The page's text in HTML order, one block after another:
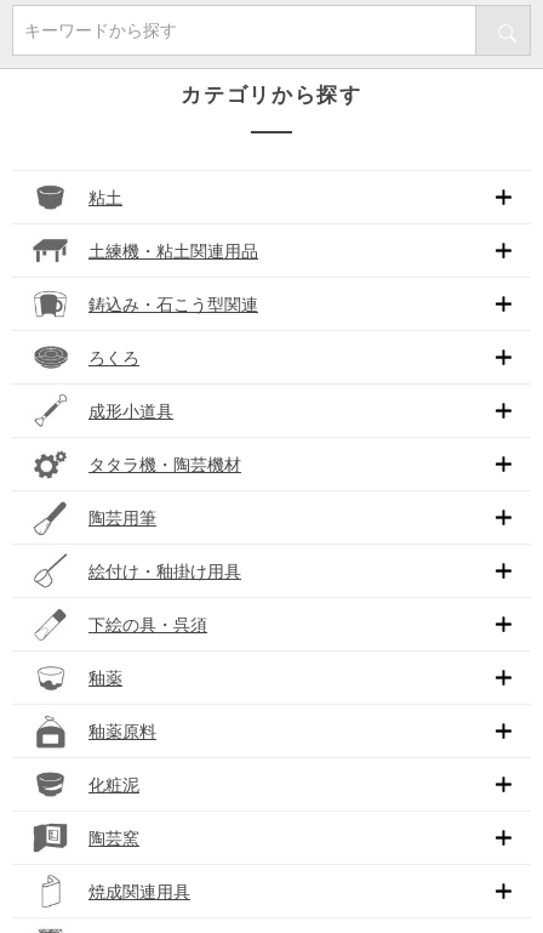
キーワードから探す
カテゴリから探す
粘土
土練機・粘土関連用品
鋳込み・石こう型関連
ろくろ
成形小道具
タタラ機・陶芸機材
陶芸用筆
絵付け・釉掛け用具
下絵の具・呉須
釉薬
釉薬原料
化粧泥
陶芸窯
焼成関連用具